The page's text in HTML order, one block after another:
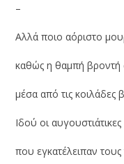
–
Αλλά ποιο αόριστο
καθώς η θαμπή
μέσα από τις κοιλάδες
Ιδού οι
που εγκατέλειπαν